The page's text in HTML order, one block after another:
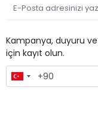
Kampanya, duyuru
için kayıt olun.